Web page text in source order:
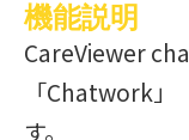
機能説明
CareViewer
「Chatwork」
す。